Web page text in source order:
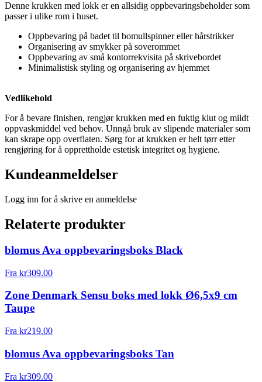
Denne krukken med lokk er en allsidig oppbevaringsbeholder som
passer i ulike rom i huset.
Oppbevaring på badet til bomullspinner eller hårstrikker
Organisering av smykker på soverommet
Oppbevaring av små kontorrekvisita på skrivebordet
Minimalistisk styling og organisering av hjemmet
Vedlikehold
For å bevare finishen, rengjør krukken med en fuktig klut og mildt
oppvaskmiddel ved behov. Unngå bruk av slipende materialer som
kan skrape opp overflaten. Sørg for at krukken er helt tørr etter
rengjøring for å opprettholde estetisk integritet og hygiene.
Kundeanmeldelser
Logg inn for å skrive en anmeldelse
Relaterte produkter
blomus Ava oppbevaringsboks Black
Fra kr309.00
Zone Denmark Sensu boks med lokk Ø6,5x9 cm
Taupe
Fra kr219.00
blomus Ava oppbevaringsboks Tan
Fra kr309.00